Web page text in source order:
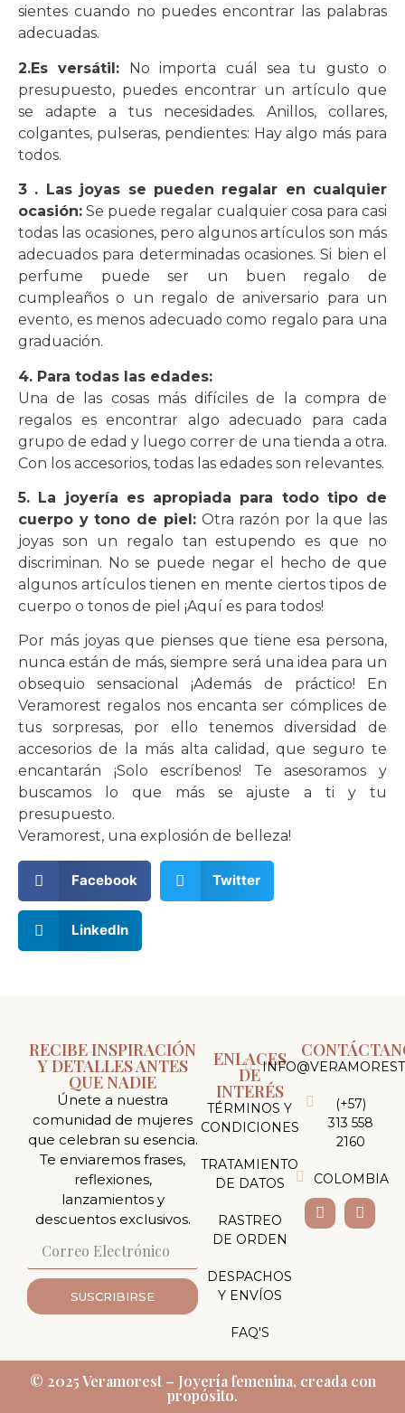
sientes cuando no puedes encontrar las palabras
adecuadas.
2.Es versátil: No importa cuál sea tu gusto o
presupuesto, puedes encontrar un artículo que
se adapte a tus necesidades. Anillos, collares,
colgantes, pulseras, pendientes: Hay algo más para
todos.
3 . Las joyas se pueden regalar en cualquier
ocasión: Se puede regalar cualquier cosa para casi
todas las ocasiones, pero algunos artículos son más
adecuados para determinadas ocasiones. Si bien el
perfume puede ser un buen regalo de
cumpleaños o un regalo de aniversario para un
evento, es menos adecuado como regalo para una
graduación.
4. Para todas las edades:
Una de las cosas más difíciles de la compra de
regalos es encontrar algo adecuado para cada
grupo de edad y luego correr de una tienda a otra.
Con los accesorios, todas las edades son relevantes.
5. La joyería es apropiada para todo tipo de
cuerpo y tono de piel:Otra razón por la que las
joyas son un regalo tan estupendo es que no
discriminan. No se puede negar el hecho de que
algunos artículos tienen en mente ciertos tipos de
cuerpo o tonos de piel ¡Aquí es para todos!
Por más joyas que pienses que tiene esa persona,
nunca están de más, siempre será una idea para un
obsequio sensacional ¡Además de práctico! En
Veramorest regalos nos encanta ser cómplices de
tus sorpresas, por ello tenemos diversidad de
accesorios de la más alta calidad, que seguro te
encantarán ¡Solo escríbenos! Te asesoramos y
buscamos lo que más se ajuste a ti y tu
presupuesto.
Veramorest, una explosión de belleza!
Facebook Twitter
LinkedIn
RECIBE INSPIRACIÓN
Y DETALLES ANTES
QUE NADIE
Únete a nuestra
comunidad de mujeres
que celebran su esencia.
Te enviaremos frases,
reflexiones,
lanzamientos y
descuentos exclusivos.
SUSCRIBIRSE
ENLACES
DE
INTERÉS
TÉRMINOS Y
CONDICIONES
TRATAMIENTO
DE DATOS
RASTREO
DE ORDEN
DESPACHOS
Y ENVÍOS
FAQ'S
(+57)
313 558
2160
COLOMBIA
© 2025 Veramorest – Joyería femenina, creada con
propósito.